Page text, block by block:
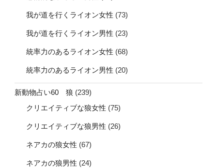
我が道を行くライオン女性 (73)
我が道を行くライオン男性 (23)
統率力のあるライオン女性 (68)
統率力のあるライオン男性 (20)
新動物占い60 狼 (239)
クリエイティブな狼女性 (75)
クリエイティブな狼男性 (26)
ネアカの狼女性 (67)
ネアカの狼男性 (24)